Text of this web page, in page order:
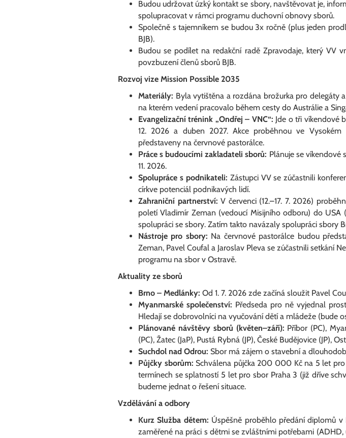
Budou udržovat úzký kontakt se sbory, navštěvovat je,
spolupracovat v rámci programu duchovní obnovy sborů.
Společně s tajemníkem se budou 3x ročně (plus jeden
BJB).
Budou se podílet na redakční radě Zpravodaje, který VV
povzbuzení členů sborů BJB.
Rozvoj vize Mission Possible 2035
Materiály: Byla vytištěna a rozdána brožurka pro delegáty
na kterém vedení pracovalo během cesty do Austrálie a
Evangelizační trénink „Ondřej – VNC“: Jde o tři víkendové
12. 2026 a duben 2027. Akce proběhnou ve
představeny na červnové pastorálce.
Práce s budoucími zakladateli sborů: Plánuje se víkendové
11. 2026.
Spolupráce s podnikateli: Zástupci VV se zúčastnili
církve potenciál podnikavých lidí.
Zahraniční partnerství: V červenci (12.–17. 7. 2026)
poletí Vladimír Zeman (vedoucí Misijního odboru) do
spolupráci se sbory. Zatím takto navázaly spolupráci sbory
Nástroje pro sbory: Na červnové pastorálce budou
Zeman, Pavel Coufal a Jaroslav Pleva se zúčastnili setkání
programu na sbor v Ostravě.
Aktuality ze sborů
Brno – Medlánky: Od 1. 7. 2026 zde začíná sloužit Pavel
Myanmarské společenství: Předseda pro ně vyjednal
Hledají se dobrovolníci na vyučování dětí a mládeže (bude
Plánované návštěvy sborů (květen–září): Příbor (PC),
(PC), Žatec (JaP), Pustá Rybná (JP), České Budějovice (JP),
Suchdol nad Odrou: Sbor má zájem o stavební a
Půjčky sborům: Schválena půjčka 200 000 Kč na 5 let
termínech se splatností 5 let pro sbor Praha 3 (již dříve
budeme jednat o řešení situace.
Vzdělávání a odbory
Kurz Služba dětem: Úspěšně proběhlo předání diplomů v
zaměřené na práci s dětmi se zvláštními potřebami